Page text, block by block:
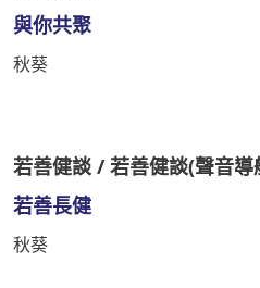
與你共聚
秋葵
若善健談 / 若善健談(聲音導
若善長健
秋葵